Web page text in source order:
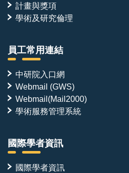
計畫與獎項
學術及研究倫理
員工常用連結
中研院入口網
Webmail (GWS)
Webmail(Mail2000)
學術服務管理系統
國際學者資訊
國際學者資訊